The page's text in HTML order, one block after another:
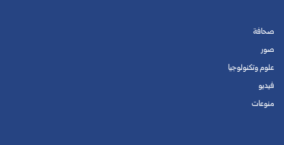
صحافة
صور
علوم وتكنولوجيا
فيديو
منوعات